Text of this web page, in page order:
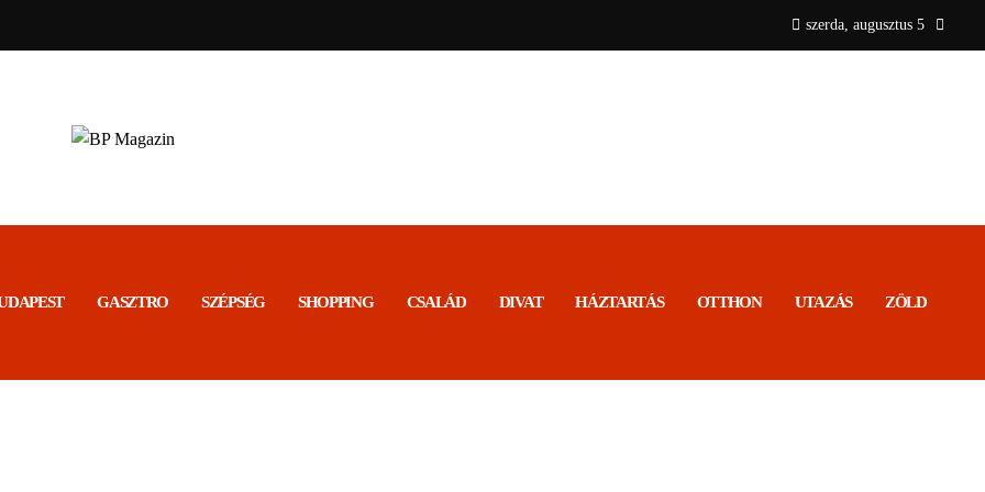
szerda, augusztus 5
GASZTRO SZÉPSÉG SHOPPING CSALÁD DIVAT HÁZTARTÁS OTTHON UTAZÁS ZÖLD